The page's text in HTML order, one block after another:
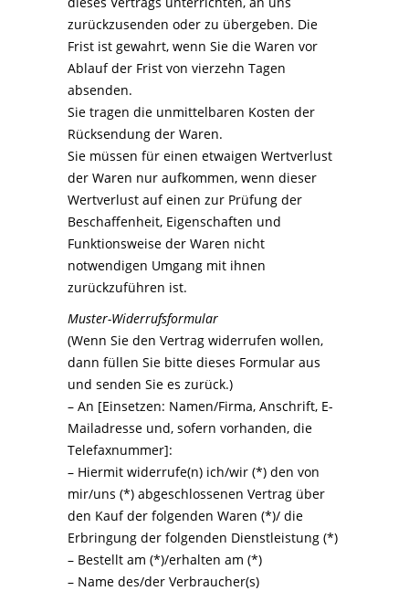
zurückzusenden oder zu übergeben. Die
Frist ist gewahrt, wenn Sie die Waren vor
Ablauf der Frist von vierzehn Tagen
absenden.
Sie tragen die unmittelbaren Kosten der
Rücksendung der Waren.
Sie müssen für einen etwaigen Wertverlust
der Waren nur aufkommen, wenn dieser
Wertverlust auf einen zur Prüfung der
Beschaffenheit, Eigenschaften und
Funktionsweise der Waren nicht
notwendigen Umgang mit ihnen
zurückzuführen ist.
Muster-Widerrufsformular
(Wenn Sie den Vertrag widerrufen wollen,
dann füllen Sie bitte dieses Formular aus
und senden Sie es zurück.)
– An [Einsetzen: Namen/Firma, Anschrift, E-
Mailadresse und, sofern vorhanden, die
Telefaxnummer]:
– Hiermit widerrufe(n) ich/wir (*) den von
mir/uns (*) abgeschlossenen Vertrag über
den Kauf der folgenden Waren (*)/ die
Erbringung der folgenden Dienstleistung (*)
– Bestellt am (*)/erhalten am (*)
– Name des/der Verbraucher(s)